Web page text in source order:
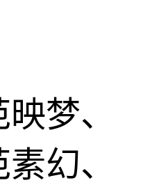
梦、
幻、